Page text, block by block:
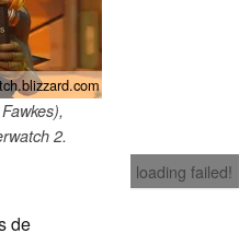
2.
loading failed!
de